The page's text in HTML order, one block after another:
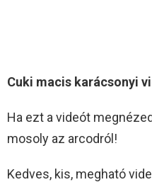
Cuki macis karácsonyi
Ha ezt a videót
mosoly az arcodról!
Kedves, kis, megható